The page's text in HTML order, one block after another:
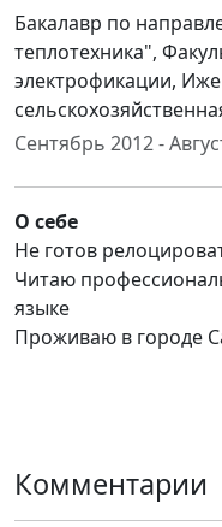
Бакалавр по
теплотехника",
электрофикации,
Сентябрь 2012 -
О себе
Не готов
Читаю
языке
Проживаю в городе
Комментарии